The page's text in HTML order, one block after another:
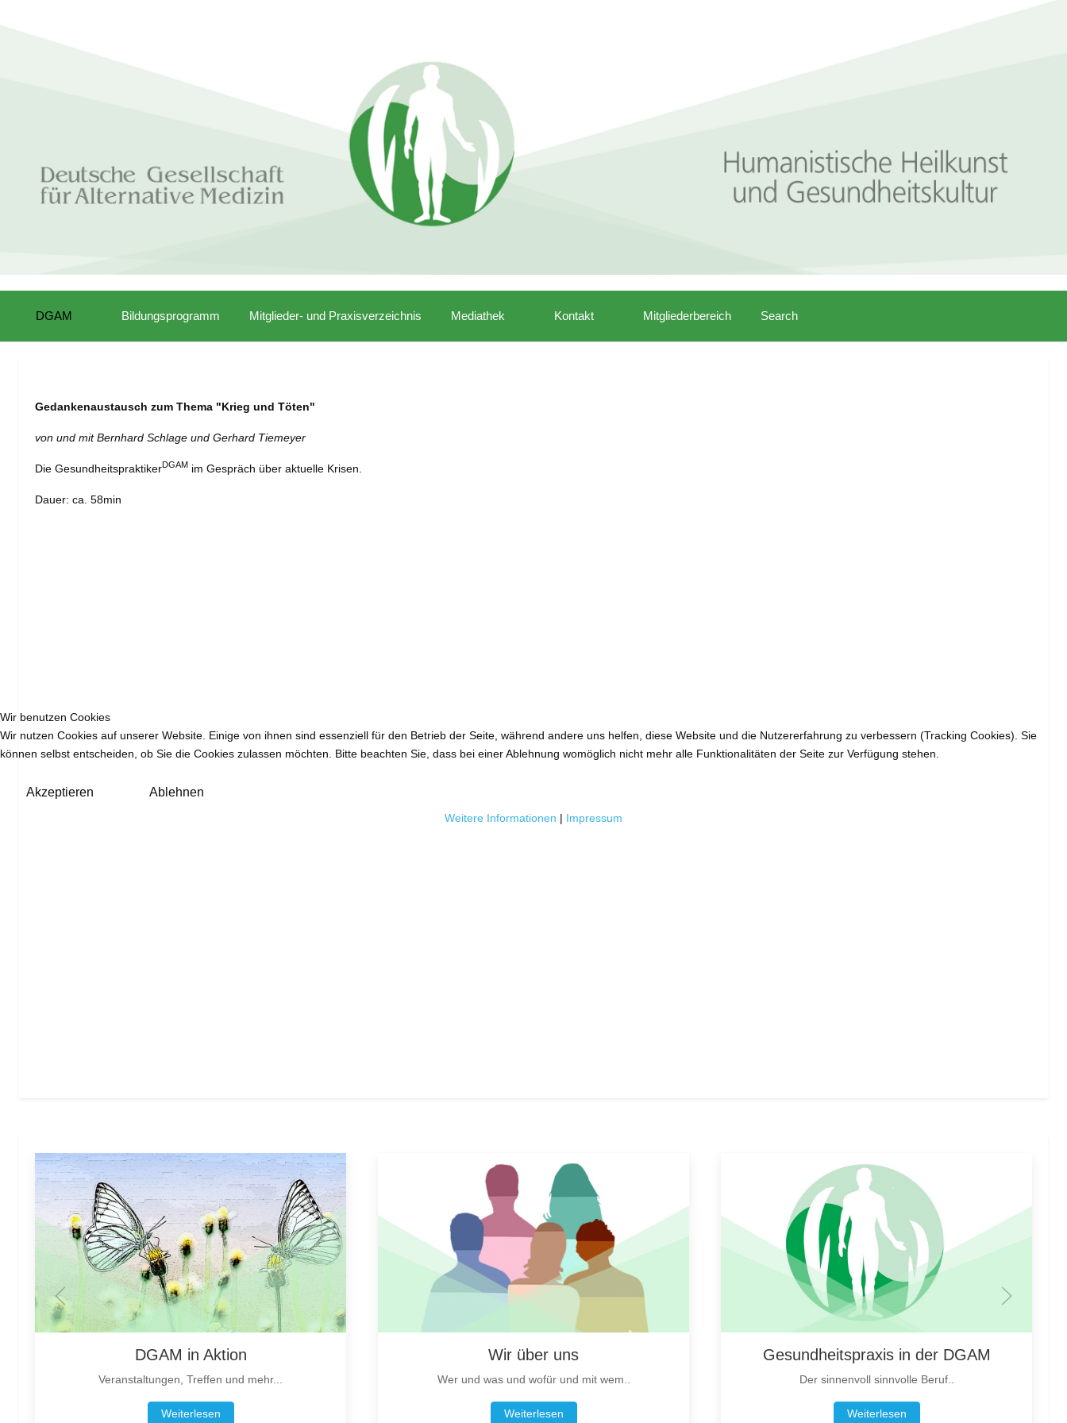
DGAM Bildungsprogramm Mitglieder- und Praxisverzeichnis Mediathek Kontakt Mitgliederbereich Search
Gedankenaustausch zum Thema "Krieg und Töten"
von und mit Bernhard Schlage und Gerhard Tiemeyer
Die GesundheitspraktikerDGAM im Gespräch über aktuelle Krisen.
Dauer: ca. 58min
DGAM in Aktion
Veranstaltungen, Treffen und mehr...
Weiterlesen
Wir über uns
Wer und was und wofür und mit wem..
Weiterlesen
Gesundheitspraxis in der DGAM
Der sinnenvoll sinnvolle Beruf..
Weiterlesen
Wir benutzen Cookies
Wir nutzen Cookies auf unserer Website. Einige von ihnen sind essenziell für den Betrieb der Seite, während andere uns helfen, diese Website und die Nutzererfahrung zu verbessern (Tracking Cookies). Sie
können selbst entscheiden, ob Sie die Cookies zulassen möchten. Bitte beachten Sie, dass bei einer Ablehnung womöglich nicht mehr alle Funktionalitäten der Seite zur Verfügung stehen.
Akzeptieren Ablehnen
Weitere Informationen | Impressum